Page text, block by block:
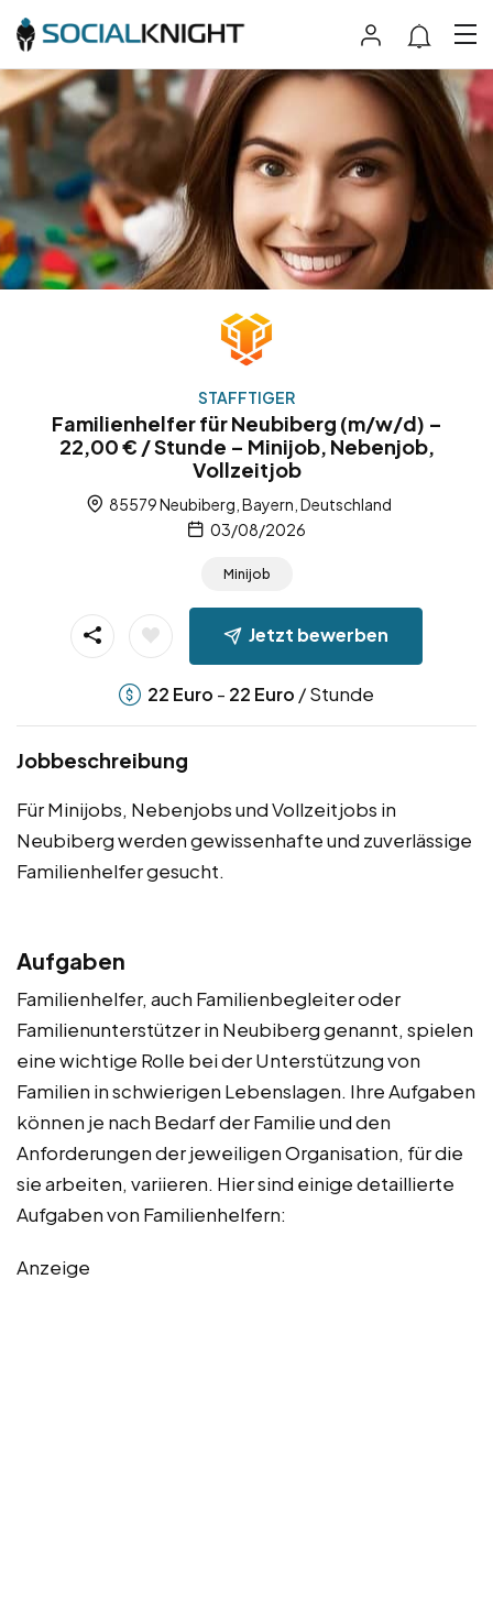
STAFFTIGER
Familienhelfer für Neubiberg (m/w/d) –
22,00 € / Stunde – Minijob, Nebenjob,
Vollzeitjob
85579 Neubiberg, Bayern, Deutschland
03/08/2026
Minijob
Jetzt bewerben
22 Euro - 22 Euro / Stunde
Jobbeschreibung
Für Minijobs, Nebenjobs und Vollzeitjobs in
Neubiberg werden gewissenhafte und zuverlässige
Familienhelfer gesucht.
Aufgaben
Familienhelfer, auch Familienbegleiter oder
Familienunterstützer in Neubiberg genannt, spielen
eine wichtige Rolle bei der Unterstützung von
Familien in schwierigen Lebenslagen. Ihre Aufgaben
können je nach Bedarf der Familie und den
Anforderungen der jeweiligen Organisation, für die
sie arbeiten, variieren. Hier sind einige detaillierte
Aufgaben von Familienhelfern:
Anzeige